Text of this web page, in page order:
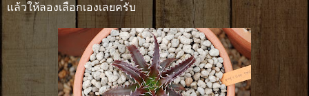
แล้วให้ลองเลือกเองเลยครับ